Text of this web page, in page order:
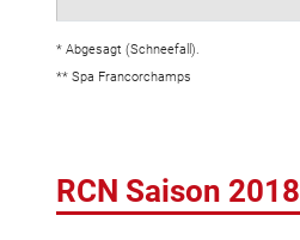
* Abgesagt (Schneefall).
** Spa Francorchamps
RCN Saison 2018